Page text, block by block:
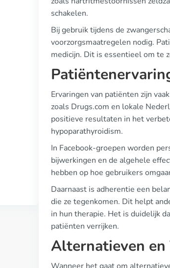
schakelen.
Bij gebruik tijdens de
voorzorgsmaatregelen nodig.
medicijn. Dit is essentieel om te
Ervaringen van patiënten zijn
zoals Drugs.com en lokale
positieve resultaten in het
hypoparathyroidism.
In Facebook-groepen worden
bijwerkingen en de algehele
hebben op hoe gebruikers
Daarnaast is adherentie een
die ze tegenkomen. Dit helpt
in hun therapie. Het is duidelijk
patiënten verrijken.
Alternatieven